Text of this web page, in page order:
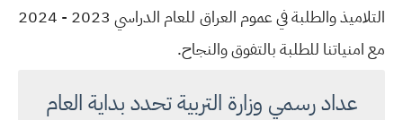
التلاميذ والطلبة في عموم العراق للعام الدراسي 2023 - 2024
مع امنياتنا للطلبة بالتفوق والنجاح.
عداد رسمي وزارة التربية تحدد بداية العام